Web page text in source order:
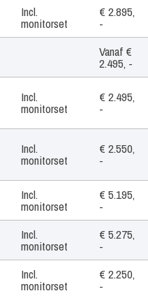
Geluid Prijs
Incl.
monitorset
€ 2.895,
-
Vanaf €
2.495, -
Incl.
monitorset
€ 2.495,
-
Incl.
monitorset
€ 2.550,
-
Incl.
monitorset
€ 5.195,
-
Incl.
monitorset
€ 5.275,
-
Incl.
monitorset
€ 2.250,
-